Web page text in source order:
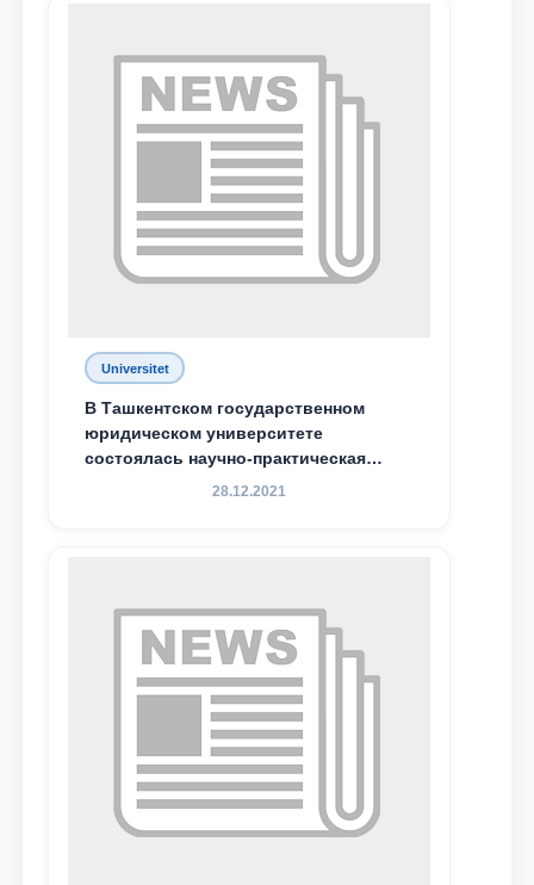
Ваше имя и фамилия
Ваш номер телефона
отправить
Universitet
В Ташкентском государственном
юридическом университете
состоялась научно-практическая
конференция магистрантов
28.12.2021